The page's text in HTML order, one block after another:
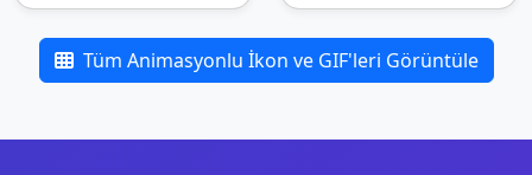
Tüm Animasyonlu İkon ve GIF'leri Görüntüle